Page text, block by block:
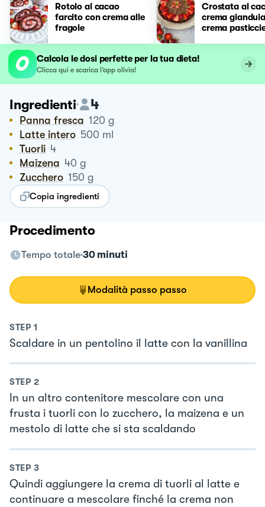
Rotolo al cacao
farcito con crema alle
fragole
Crostata al
crema
crema
Calcola le dosi perfette per la tua dieta!
Clicca qui e scarica l’app olivia!
Ingredienti 4
Panna fresca 120 g
Latte intero 500 ml
Tuorli 4
Maizena 40 g
Zucchero 150 g
Copia ingredienti
Procedimento
Tempo totale 30 minuti
Modalità passo passo
STEP 1
Scaldare in un pentolino il latte con la vanillina
STEP 2
In un altro contenitore mescolare con una
frusta i tuorli con lo zucchero, la maizena e un
mestolo di latte che si sta scaldando
STEP 3
Quindi aggiungere la crema di tuorli al latte e
continuare a mescolare finché la crema non